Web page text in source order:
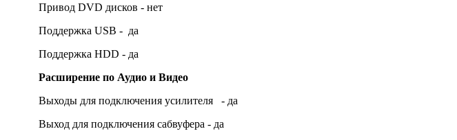
Привод DVD дисков - нет
Поддержка USB - да
Поддержка HDD - да
Расширение по Аудио и Видео
Выходы для подключения усилителя - да
Выход для подключения сабвуфера - да